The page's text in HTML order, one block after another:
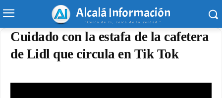
Alcalá Información
"Cerca de ti, cerca de la verdad."
Cuidado con la estafa de la cafetera
de Lidl que circula en Tik Tok